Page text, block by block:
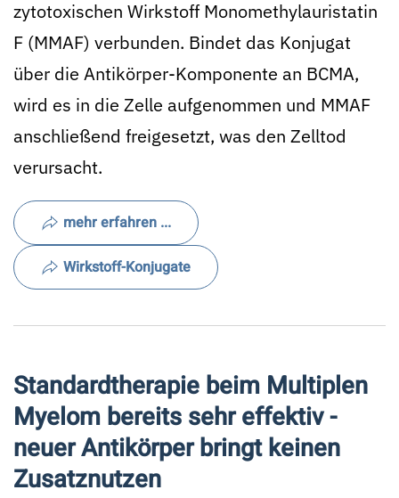
zytotoxischen Wirkstoff Monomethylauristatin
F (MMAF) verbunden. Bindet das Konjugat
über die Antikörper-Komponente an BCMA,
wird es in die Zelle aufgenommen und MMAF
anschließend freigesetzt, was den Zelltod
verursacht.
mehr erfahren ...
Wirkstoff-Konjugate
Standardtherapie beim Multiplen
Myelom bereits sehr effektiv -
neuer Antikörper bringt keinen
Zusatznutzen